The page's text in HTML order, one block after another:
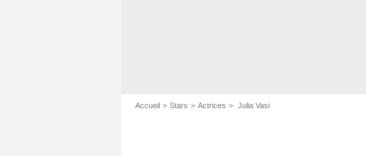
Accueil Stars Actrices Julia Vasi